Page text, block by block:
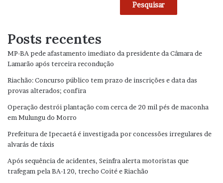
Pesquisar
Posts recentes
MP-BA pede afastamento imediato da presidente da Câmara de
Lamarão após terceira recondução
Riachão: Concurso público tem prazo de inscrições e data das
provas alterados; confira
Operação destrói plantação com cerca de 20 mil pés de maconha
em Mulungu do Morro
Prefeitura de Ipecaetá é investigada por concessões irregulares de
alvarás de táxis
Após sequência de acidentes, Seinfra alerta motoristas que
trafegam pela BA-120, trecho Coité e Riachão